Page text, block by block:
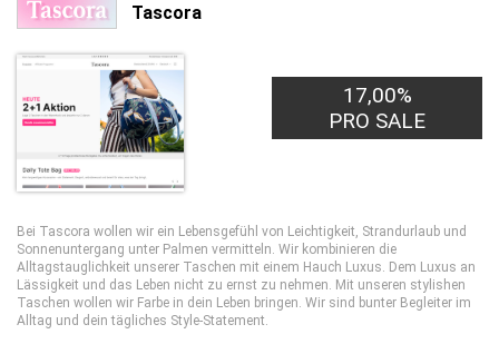
Tascora
17,00%
PRO SALE
Bei Tascora wollen wir ein Lebensgefühl von Leichtigkeit, Strandurlaub und
Sonnenuntergang unter Palmen vermitteln. Wir kombinieren die
Alltagstauglichkeit unserer Taschen mit einem Hauch Luxus. Dem Luxus an
Lässigkeit und das Leben nicht zu ernst zu nehmen. Mit unseren stylishen
Taschen wollen wir Farbe in dein Leben bringen. Wir sind bunter Begleiter im
Alltag und dein tägliches Style-Statement.